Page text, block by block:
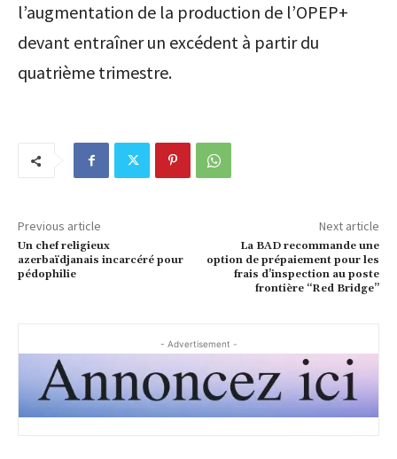
l’augmentation de la production de l’OPEP+
devant entraîner un excédent à partir du
quatrième trimestre.
Previous article
Un chef religieux
azerbaïdjanais incarcéré pour
pédophilie
Next article
La BAD recommande une
option de prépaiement pour les
frais d’inspection au poste
frontière “Red Bridge”
- Advertisement -